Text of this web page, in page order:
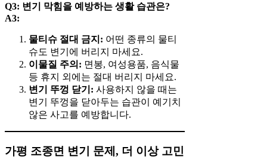
Q3: 변기 막힘을 예방하는 생활 습관은?
A3:
물티슈 절대 금지: 어떤 종류의 물티
슈도 변기에 버리지 마세요.
이물질 주의: 면봉, 여성용품, 음식물
등 휴지 외에는 절대 버리지 마세요.
변기 뚜껑 닫기: 사용하지 않을 때는
변기 뚜껑을 닫아두는 습관이 예기치
않은 사고를 예방합니다.
가평 조종면 변기 문제, 더 이상 고민